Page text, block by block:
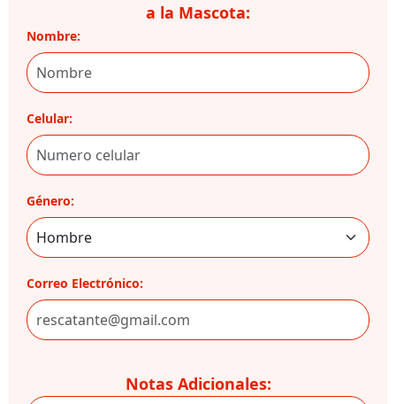
a la Mascota:
Nombre:
Celular:
Género:
Correo Electrónico:
Notas Adicionales: